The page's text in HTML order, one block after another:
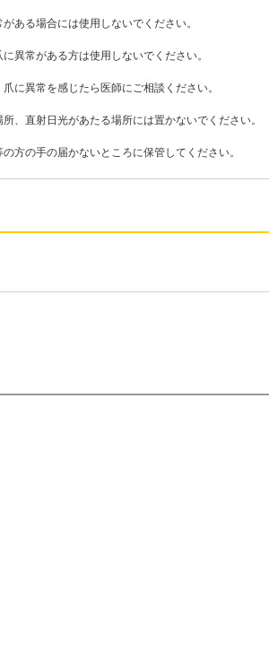
ある場合には使用しないでください。
異常がある方は使用しないでください。
に異常を感じたら医師にご相談ください。
、直射日光があたる場所には置かないでください。
方の手の届かないところに保管してください。